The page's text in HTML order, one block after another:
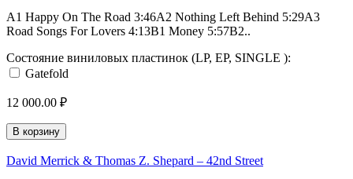
A1 Happy On The Road 3:46A2 Nothing Left Behind 5:29A3
Road Songs For Lovers 4:13B1 Money 5:57B2..
Состояние виниловых пластинок (LP, EP, SINGLE ):
Gatefold
12 000.00 ₽
В корзину
David Merrick & Thomas Z. Shepard ‎– 42nd Street